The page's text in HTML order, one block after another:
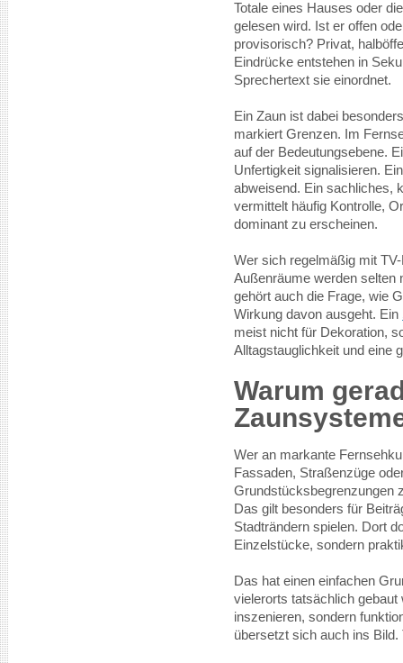
Totale eines Hauses oder
gelesen wird. Ist er offen
provisorisch? Privat,
Eindrücke entstehen in
Sprechertext sie einordnet.
Ein Zaun ist dabei
markiert Grenzen. Im
auf der Bedeutungsebene.
Unfertigkeit signalisieren.
abweisend. Ein sachliches,
vermittelt häufig Kontrolle,
dominant zu erscheinen.
Wer sich regelmäßig mit
Außenräume werden selten
gehört auch die Frage, wie
Wirkung davon ausgeht. Ein
meist nicht für Dekoration,
Alltagstauglichkeit und eine
Warum
Wer an markante
Fassaden, Straßenzüge
Grundstücksbegrenzungen
Das gilt besonders für
Stadträndern spielen. Dort
Einzelstücke, sondern
Das hat einen einfachen
vielerorts tatsächlich
inszenieren, sondern
übersetzt sich auch ins